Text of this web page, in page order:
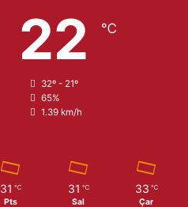
22 ℃
32º - 21º
65%
1.39 km/h
31 ℃
Pts
31 ℃
Sal
33 ℃
Çar